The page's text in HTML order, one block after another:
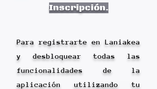
Inscripción.
Para registrarte en Laniakea
y desbloquear todas las
funcionalidades de la
aplicación utilizando tu